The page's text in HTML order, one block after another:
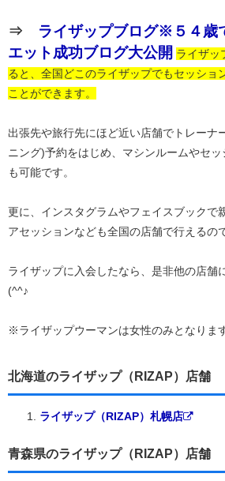
⇒ ライザップブログ※５４歳
エット成功ブログ大公開 ライザッ
ると、全国どこのライザップでもセッショ
ことができます。
出張先や旅行先にほど近い店舗でトレーナ
ニング)予約をはじめ、マシンルームやセ
も可能です。
更に、インスタグラムやフェイスブックで
アセッションなども全国の店舗で行えるの
ライザップに入会したなら、是非他の店舗
(^^♪
※ライザップウーマンは女性のみとなります
北海道のライザップ（RIZAP）店舗
ライザップ（RIZAP）札幌店
青森県のライザップ（RIZAP）店舗